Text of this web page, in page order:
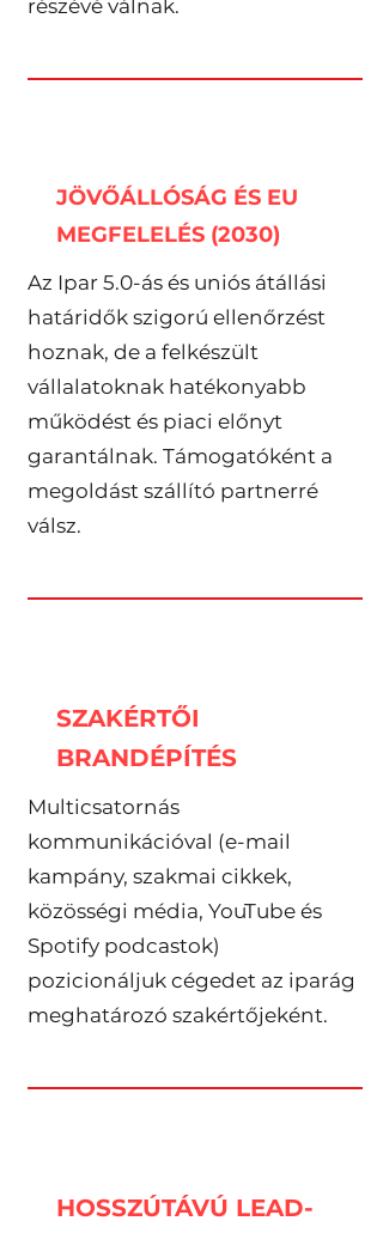
részévé válnak.
JÖVŐÁLLÓSÁG ÉS EU
MEGFELELÉS (2030)
Az Ipar 5.0-ás és uniós átállási
határidők szigorú ellenőrzést
hoznak, de a felkészült
vállalatoknak hatékonyabb
működést és piaci előnyt
garantálnak. Támogatóként a
megoldást szállító partnerré
válsz.
SZAKÉRTŐI
BRANDÉPÍTÉS
Multicsatornás
kommunikációval (e-mail
kampány, szakmai cikkek,
közösségi média, YouTube és
Spotify podcastok)
pozicionáljuk cégedet az iparág
meghatározó szakértőjeként.
HOSSZÚTÁVÚ LEAD-